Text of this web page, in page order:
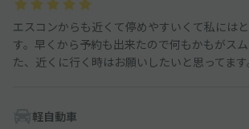
エスコンからも近くて停めやすいくて私には
す。早くから予約も出来たので何もかもがス
た、近くに行く時はお願いしたいと思ってます
軽自動車